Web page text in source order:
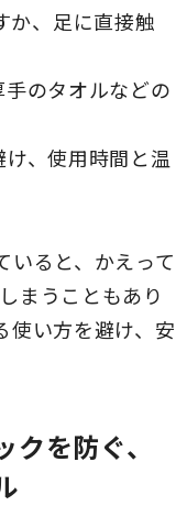
か、足に直接触
のタオルなどの
、使用時間と温
いると、かえって
まうこともあり
使い方を避け、安
を防ぐ、